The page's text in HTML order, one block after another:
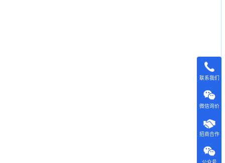
联系我们
微信询价
招商合作
公众号